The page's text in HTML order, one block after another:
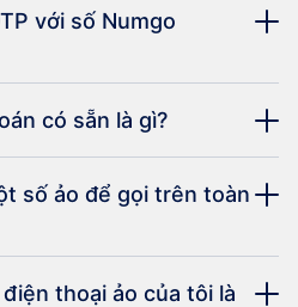
với số Numgo
có sẵn là gì?
số ảo để gọi trên toàn
thoại ảo của tôi là